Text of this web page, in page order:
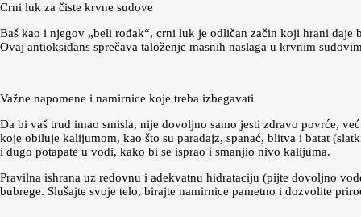
Crni luk za čiste krvne sudove
Baš kao i njegov „beli rođak“, crni luk je odličan začin koji hrani daje
Ovaj antioksidans sprečava taloženje masnih naslaga u krvnim
Važne napomene i namirnice koje treba izbegavati
Da bi vaš trud imao smisla, nije dovoljno samo jesti zdravo povrće,
koje obiluje kalijumom, kao što su paradajz, spanać, blitva i batat
i dugo potapate u vodi, kako bi se isprao i smanjio nivo kalijuma.
Pravilna ishrana uz redovnu i adekvatnu hidrataciju (pijte dovoljno
bubrege. Slušajte svoje telo, birajte namirnice pametno i dozvolite